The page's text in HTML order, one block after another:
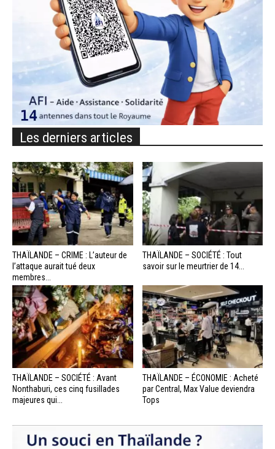
Les derniers articles
THAÏLANDE – CRIME : L’auteur de
l’attaque aurait tué deux
membres...
THAÏLANDE – SOCIÉTÉ : Tout
savoir sur le meurtrier de 14...
THAÏLANDE – SOCIÉTÉ : Avant
Nonthaburi, ces cinq fusillades
majeures qui...
THAÏLANDE – ÉCONOMIE : Acheté
par Central, Max Value deviendra
Tops